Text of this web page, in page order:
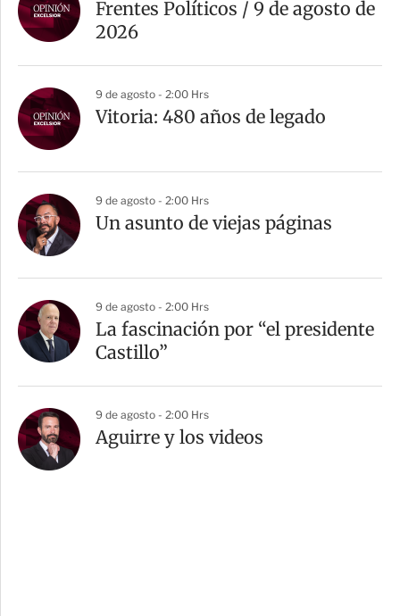
r
t
Frentes Políticos / 9 de agosto de
2026
9 de agosto - 2:00 Hrs
Vitoria: 480 años de legado
9 de agosto - 2:00 Hrs
Un asunto de viejas páginas
9 de agosto - 2:00 Hrs
La fascinación por “el presidente
Castillo”
9 de agosto - 2:00 Hrs
Aguirre y los videos